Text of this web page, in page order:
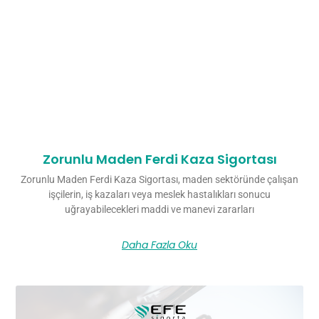
Zorunlu Maden Ferdi Kaza Sigortası
Zorunlu Maden Ferdi Kaza Sigortası, maden sektöründe çalışan
işçilerin, iş kazaları veya meslek hastalıkları sonucu
uğrayabilecekleri maddi ve manevi zararları
Daha Fazla Oku